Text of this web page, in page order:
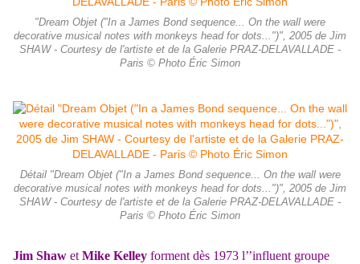
"Dream Objet ("In a James Bond sequence... On the wall were
decorative musical notes with monkeys head for dots...")", 2005 de Jim
SHAW - Courtesy de l'artiste et de la Galerie PRAZ-DELAVALLADE -
Paris © Photo Éric Simon
Détail "Dream Objet ("In a James Bond sequence... On the wall were
decorative musical notes with monkeys head for dots...")", 2005 de Jim
SHAW - Courtesy de l'artiste et de la Galerie PRAZ-DELAVALLADE -
Paris © Photo Éric Simon
Jim Shaw et Mike Kelley forment dès 1973 l’’influent groupe